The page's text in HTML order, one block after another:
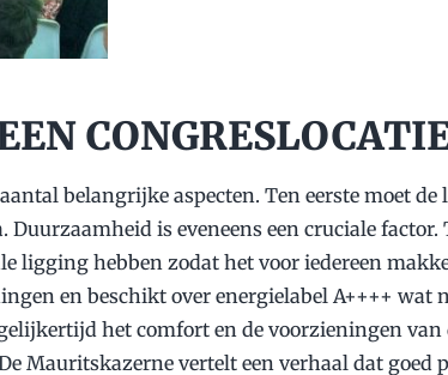
belangrijke aspecten. Ten eerste moet
is eveneens een cruciale factor.
ligging hebben zodat het voor iedereen
en beschikt over energielabel A++++
het comfort en de voorzieningen van
Mauritskazerne vertelt een verhaal dat goed